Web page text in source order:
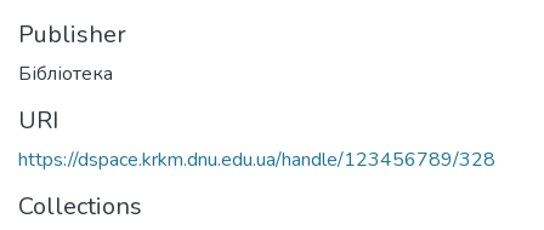
Publisher
Бібліотека
URI
https://dspace.krkm.dnu.edu.ua/handle/123456789/328
Collections